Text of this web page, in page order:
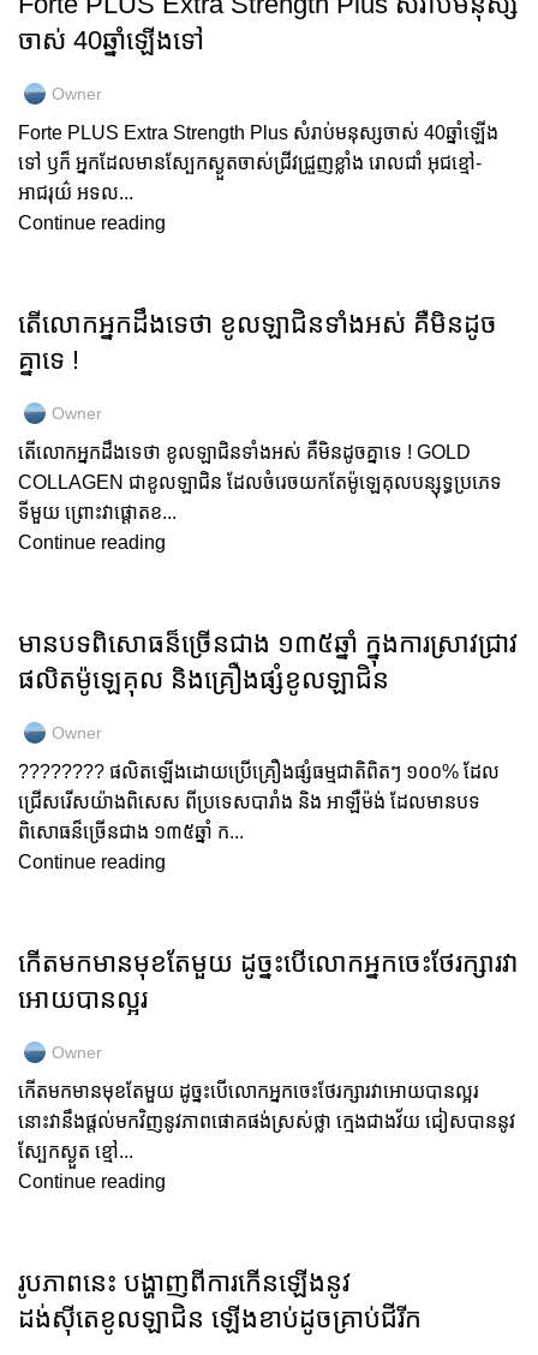
ចាស់ 40ឆ្នាំឡើងទៅ
Owner
Forte PLUS Extra Strength Plus សំរាប់មនុស្សចាស់ 40ឆ្នាំឡើង
ទៅ ឫក៏ អ្នកដែលមានស្បែកស្ងួតចាស់ជ្រីវជ្រួញខ្លាំង រោលជាំ អុជខ្មៅ-
អាជរុយ៌ អទល...
Continue reading
តើលោកអ្នកដឹងទេថា ខូលឡាជិនទាំងអស់ គឺមិនដូច
គ្នាទេ !
Owner
តើលោកអ្នកដឹងទេថា ខូលឡាជិនទាំងអស់ គឺមិនដូចគ្នាទេ ! GOLD
COLLAGEN ជាខូលឡាជិន ដែលចំរេចយកតែម៉ូឡេគុលបន្សុទ្ធប្រភេទ
ទីមួយ ព្រោះវាផ្តោតខ...
Continue reading
មានបទពិសោធន៏ច្រើនជាង ១៣៥ឆ្នាំ ក្នុងការស្រាវជ្រាវ
ផលិតម៉ូឡេគុល និងគ្រឿងផ្សំខូលឡាជិន
Owner
???????? ផលិតឡើងដោយប្រើគ្រឿងផ្សំធម្មជាតិពិតៗ ១០០% ដែល
ជ្រើសរើសយ៉ាងពិសេស ពីប្រទេសបារាំង និង អាឡឺម៉ង់ ដែលមានបទ
ពិសោធន៏ច្រើនជាង ១៣៥ឆ្នាំ ក...
Continue reading
កើតមកមានមុខតែមួយ ដូច្នះបើលោកអ្នកចេះថែរក្សារវា
អោយបានល្អរ
Owner
កើតមកមានមុខតែមួយ ដូច្នះបើលោកអ្នកចេះថែរក្សារវាអោយបានល្អរ
នោះវានឹងផ្តល់មកវិញនូវភាពផោគផង់ស្រស់ថ្លា ក្មេងជាងវ័យ ជៀសបាននូវ
ស្បែកស្ងួត ខ្មៅ...
Continue reading
រូបភាពនេះ បង្ហាញពីការកើនឡើងនូវ
ដង់ស៊ីតេខូលឡាជិន ឡើងខាប់ដូចគ្រាប់ជីរីក